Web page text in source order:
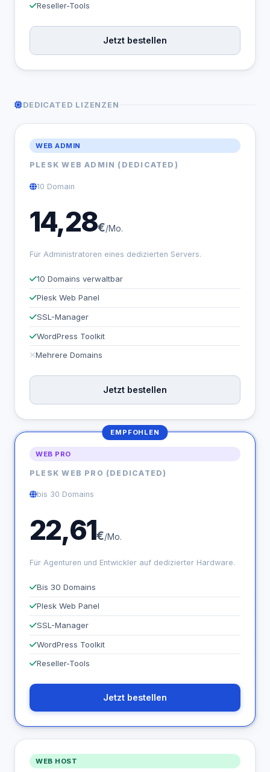
Reseller-Tools
Jetzt bestellen
DEDICATED LIZENZEN
WEB ADMIN
PLESK WEB ADMIN (DEDICATED)
10 Domain
€
14,28 /Mo.
Für Administratoren eines dedizierten Servers.
10 Domains verwaltbar
Plesk Web Panel
SSL-Manager
WordPress Toolkit
Mehrere Domains
Jetzt bestellen
EMPFOHLEN
WEB PRO
PLESK WEB PRO (DEDICATED)
bis 30 Domains
€
22,61 /Mo.
Für Agenturen und Entwickler auf dedizierter Hardware.
Bis 30 Domains
Plesk Web Panel
SSL-Manager
WordPress Toolkit
Reseller-Tools
Jetzt bestellen
WEB HOST